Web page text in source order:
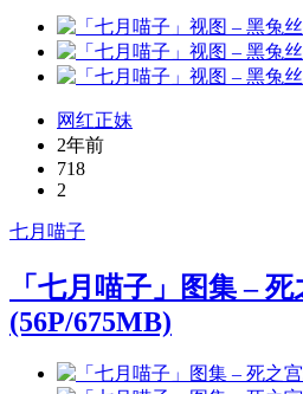
网红正妹
2年前
718
2
七月喵子
「七月喵子」图集 –
(56P/675MB)